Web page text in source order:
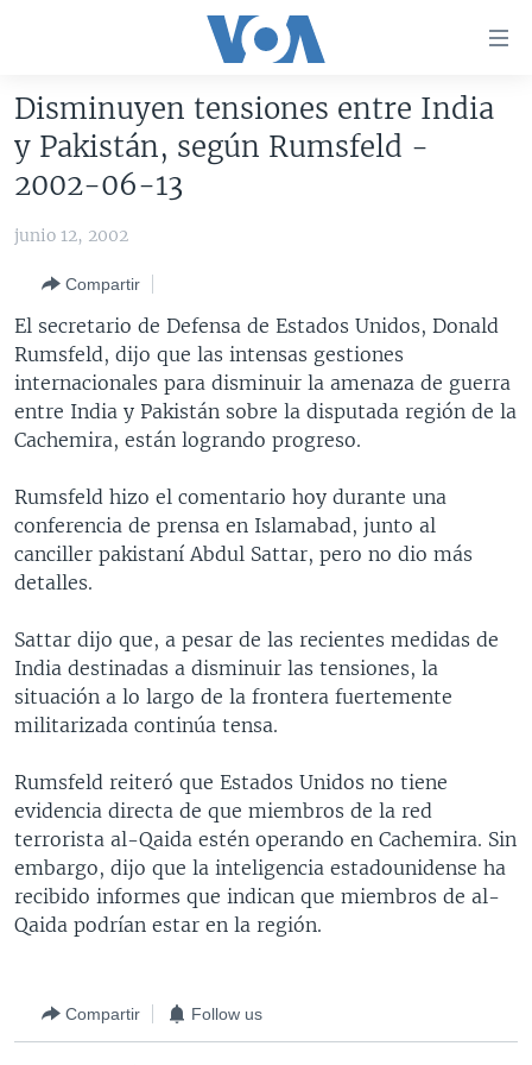
accesibilidad
contenido
Salte
principal
Salte
búsqueda
AMÉRICA DEL NORTE
ELECCIONES EEUU 2024
VOA VERIFICA INMIGRACIÓN
VOA VERIFICA AMÉRICA LATINA
ARGENTINA
BOLIVIA
COLOMBIA
CHILE
ECUADOR
VENEZUELA
BRASIL
CHINA EN AMÉRICA LATINA
CENTROAMÉRICA
COSTA RICA
EL SALVADOR
HONDURAS
NICARAGUA
OTRAS SECCIONES
INMIGRACIÓN
MUNDO
ECONOMÍA
ENTRETENIMIENTO Y CULTURA
TECNOLOGÍA
DEPORTES
CIENCIA Y SALUD
ESPECIALES DE LA VOA
UCRANIA
MULTIMEDIA
VIDEOS
FOTOGRAFÍA
AUDIOS
PROGRAMAS TV
EL MUNDO AL DÍA
FORO INTERAMERICANO
VISIÓN 360
PANORAMA
RADIO
AVANCE INFORMATIVO
AUDIONOTICIAS
ESTADOS UNIDOS AL DÍA
EL MUNDO AL DÍA [RADIO]
FORO [RADIO]
DEPORTIVO INTERNACIONAL
ENTRETENIMIENTO
DIRECT
DOCUMENTALES DE LA VOA
Learning English
SÍGANOS
Disminuyen tensiones entre India
y Pakistán, según Rumsfeld -
2002-06-13
junio 12, 2002
Compartir
El secretario de Defensa de Estados Unidos, Donald
Rumsfeld, dijo que las intensas gestiones
internacionales para disminuir la amenaza de guerra
entre India y Pakistán sobre la disputada región de la
Cachemira, están logrando progreso.
Rumsfeld hizo el comentario hoy durante una
conferencia de prensa en Islamabad, junto al
canciller pakistaní Abdul Sattar, pero no dio más
detalles.
Sattar dijo que, a pesar de las recientes medidas de
India destinadas a disminuir las tensiones, la
situación a lo largo de la frontera fuertemente
militarizada continúa tensa.
Rumsfeld reiteró que Estados Unidos no tiene
evidencia directa de que miembros de la red
terrorista al-Qaida estén operando en Cachemira. Sin
embargo, dijo que la inteligencia estadounidense ha
recibido informes que indican que miembros de al-
Qaida podrían estar en la región.
Compartir Follow us